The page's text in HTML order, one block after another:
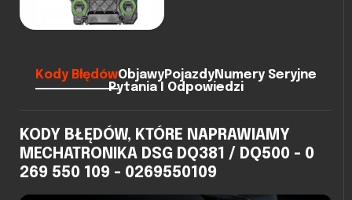
Kody BłędówObjawyPojazdyNumery Seryjne
Pytania I Odpowiedzi
KODY BŁĘDÓW, KTÓRE NAPRAWIAMY
MECHATRONIKA DSG DQ381 / DQ500 - 0
269 550 109 - 0269550109